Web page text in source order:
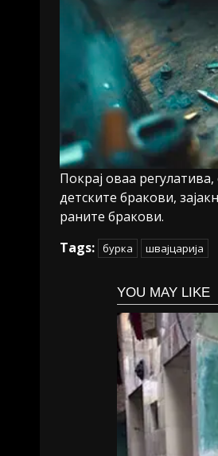
Покрај оваа
детските бракови,
раните бракови.
Tags: бурка швајцарија